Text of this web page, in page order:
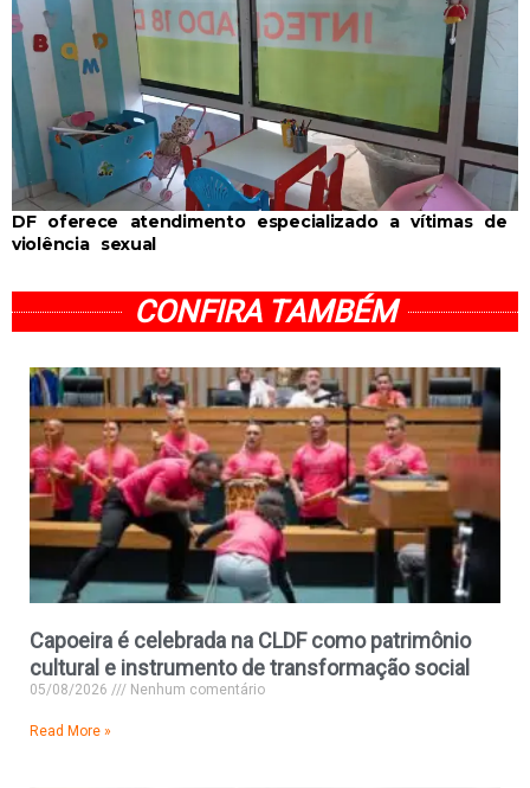
DF oferece atendimento especializado a vítimas de
violência sexual
CONFIRA TAMBÉM
Capoeira é celebrada na CLDF como patrimônio
cultural e instrumento de transformação social
05/08/2026 Nenhum comentário
Read More »